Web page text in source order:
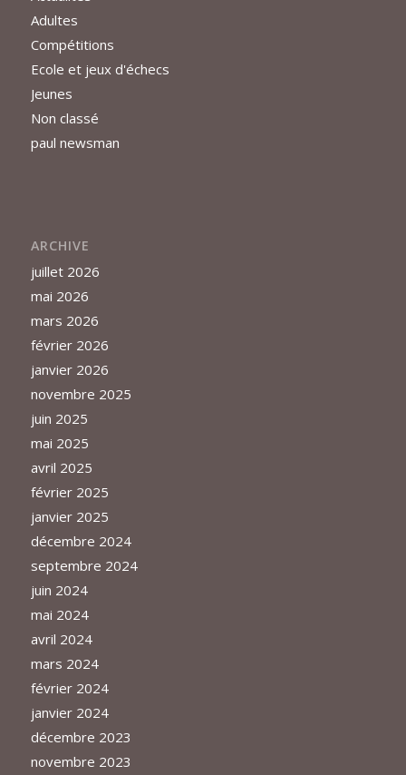
Adultes
Compétitions
Ecole et jeux d'échecs
Jeunes
Non classé
paul newsman
ARCHIVE
juillet 2026
mai 2026
mars 2026
février 2026
janvier 2026
novembre 2025
juin 2025
mai 2025
avril 2025
février 2025
janvier 2025
décembre 2024
septembre 2024
juin 2024
mai 2024
avril 2024
mars 2024
février 2024
janvier 2024
décembre 2023
novembre 2023